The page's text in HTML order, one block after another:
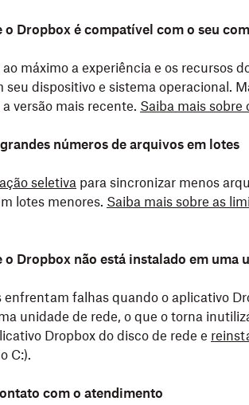
o Dropbox é compatível com o seu
máximo a experiência e os recursos
seu dispositivo e sistema operacional.
versão mais recente. Saiba mais sobre
números de arquivos em lotes
seletiva para sincronizar menos
lotes menores. Saiba mais sobre as
o Dropbox não está instalado em uma
falhas quando o aplicativo
unidade de rede, o que o torna
Dropbox do disco de rede e
C:).
com o atendimento